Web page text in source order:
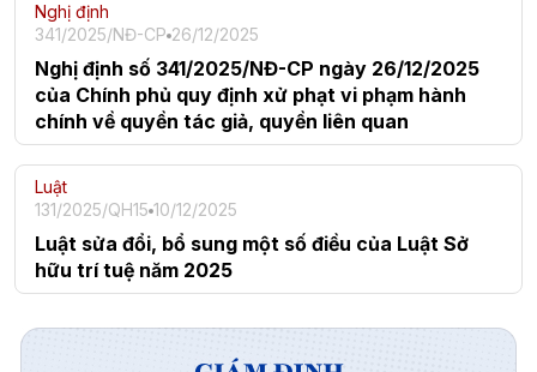
Nghị định
341/2025/NĐ-CP 26/12/2025
Nghị định số 341/2025/NĐ-CP ngày 26/12/2025
của Chính phủ quy định xử phạt vi phạm hành
chính về quyền tác giả, quyền liên quan
Luật
131/2025/QH15 10/12/2025
Luật sửa đổi, bổ sung một số điều của Luật Sở
hữu trí tuệ năm 2025